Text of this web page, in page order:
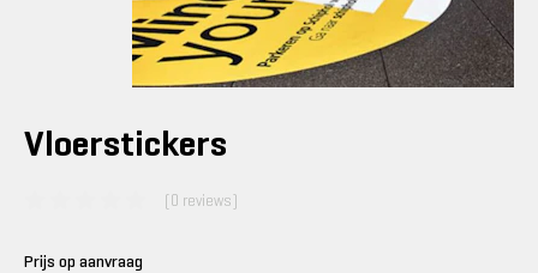
Vloerstickers
(0 reviews)
Prijs op aanvraag